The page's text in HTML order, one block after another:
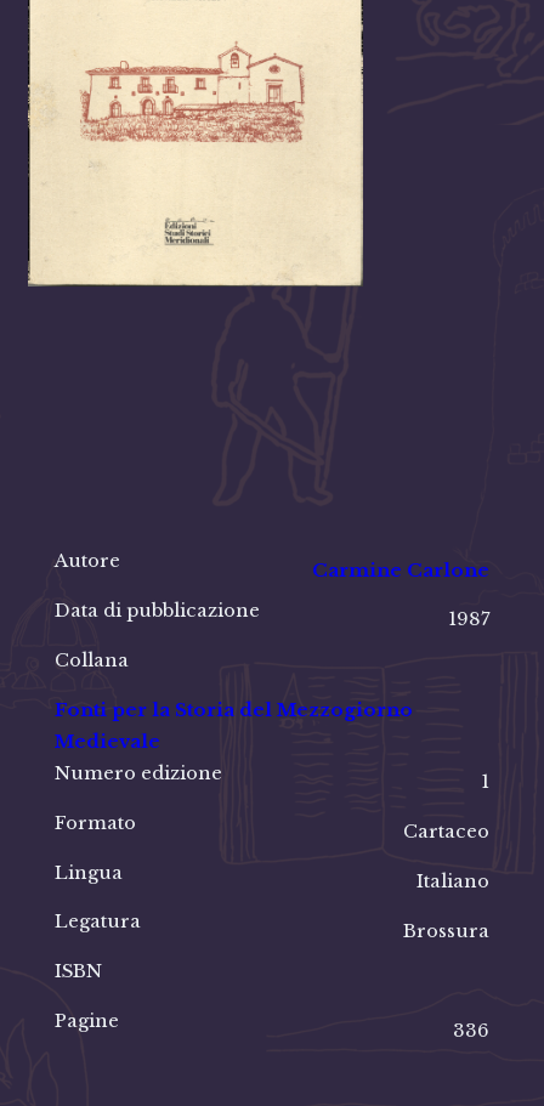
Autore
Carmine Carlone
Data di pubblicazione
1987
Collana
Fonti per la Storia del Mezzogiorno
Medievale
Numero edizione
1
Formato
Cartaceo
Lingua
Italiano
Legatura
Brossura
ISBN
Pagine 336